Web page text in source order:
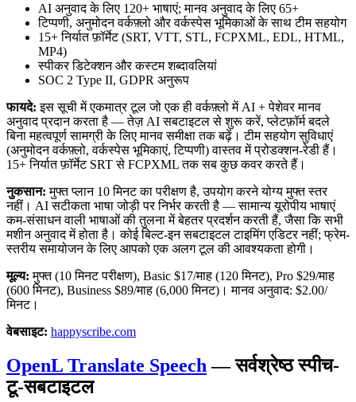
AI अनुवाद के लिए 120+ भाषाएं; मानव अनुवाद के लिए 65+
टिप्पणी, अनुमोदन वर्कफ़्लो और वर्कस्पेस भूमिकाओं के साथ टीम सहयोग
15+ निर्यात फ़ॉर्मेट (SRT, VTT, STL, FCPXML, EDL, HTML,
MP4)
स्पीकर डिटेक्शन और कस्टम शब्दावलियां
SOC 2 Type II, GDPR अनुरूप
फायदे: इस सूची में एकमात्र टूल जो एक ही वर्कफ़्लो में AI + पेशेवर मानव
अनुवाद प्रदान करता है — तेज़ AI सबटाइटल से शुरू करें, प्लेटफ़ॉर्म बदले
बिना महत्वपूर्ण सामग्री के लिए मानव समीक्षा तक बढ़ें। टीम सहयोग सुविधाएं
(अनुमोदन वर्कफ़्लो, वर्कस्पेस भूमिकाएं, टिप्पणी) वास्तव में प्रोडक्शन-रेडी हैं।
15+ निर्यात फ़ॉर्मेट SRT से FCPXML तक सब कुछ कवर करते हैं।
नुकसान: मुफ्त प्लान 10 मिनट का परीक्षण है, उपयोग करने योग्य मुफ्त स्तर
नहीं। AI सटीकता भाषा जोड़ी पर निर्भर करती है — सामान्य यूरोपीय भाषाएं
कम-संसाधन वाली भाषाओं की तुलना में बेहतर प्रदर्शन करती हैं, जैसा कि सभी
मशीन अनुवाद में होता है। कोई बिल्ट-इन सबटाइटल टाइमिंग एडिटर नहीं; फ्रेम-
स्तरीय समायोजन के लिए आपको एक अलग टूल की आवश्यकता होगी।
मूल्य: मुफ्त (10 मिनट परीक्षण), Basic $17/माह (120 मिनट), Pro $29/माह
(600 मिनट), Business $89/माह (6,000 मिनट)। मानव अनुवाद: $2.00/
मिनट।
वेबसाइट: happyscribe.com
OpenL Translate Speech — सर्वश्रेष्ठ स्पीच-
टू-सबटाइटल